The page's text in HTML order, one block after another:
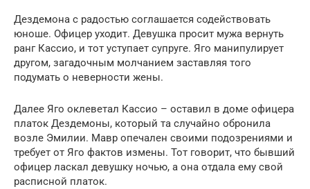
Дездемона с радостью соглашается содействовать
юноше. Офицер уходит. Девушка просит мужа вернуть
ранг Кассио, и тот уступает супруге. Яго манипулирует
другом, загадочным молчанием заставляя того
подумать о неверности жены.
Далее Яго оклеветал Кассио – оставил в доме офицера
платок Дездемоны, который та случайно обронила
возле Эмилии. Мавр опечален своими подозрениями и
требует от Яго фактов измены. Тот говорит, что бывший
офицер ласкал девушку ночью, а она отдала ему свой
расписной платок.